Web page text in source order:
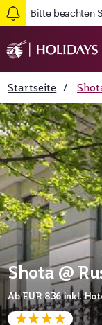
Bitte beachten
Startseite /
Shota @
AbEUR 836inkl.